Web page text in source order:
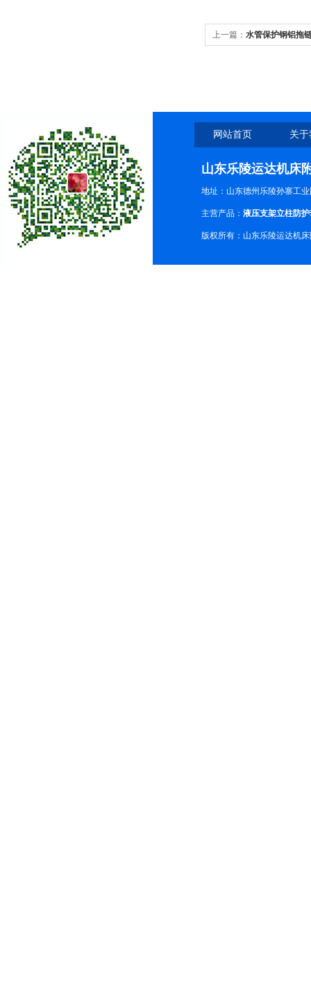
上一篇： 水管保护钢铝拖
网站首页 关
山东乐陵运达机床
地址：山东德州乐陵孙寨工
主营产品： 液压支架立柱防
版权所有：山东乐陵运达机